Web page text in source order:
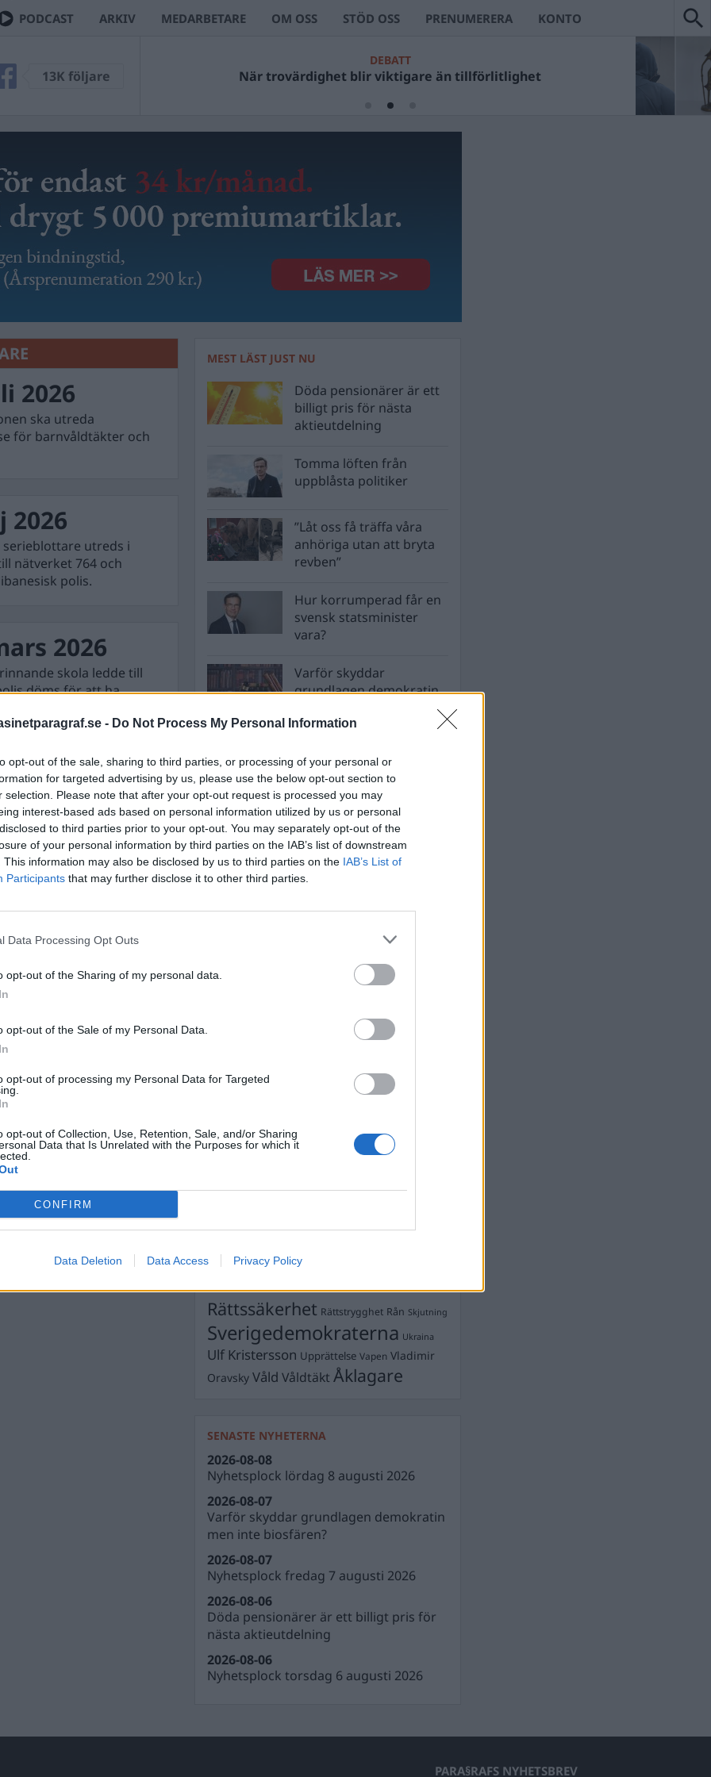
- Do Not Process My Personal Information
opt-out of the sale, sharing to third parties, or processing of your personal or
for targeted advertising by us, please use the below opt-out section to
selection. Please note that after your opt-out request is processed you may
interest-based ads based on personal information utilized by us or personal
to third parties prior to your opt-out. You may separately opt-out of the
of your personal information by third parties on the IAB’s list of downstream
This information may also be disclosed by us to third parties on the IAB’s List of
Participants that may further disclose it to other third parties.
Data Processing Opt Outs
opt-out of the Sharing of my personal data.
opt-out of the Sale of my Personal Data.
opt-out of processing my Personal Data for Targeted
opt-out of Collection, Use, Retention, Sale, and/or Sharing
Data that Is Unrelated with the Purposes for which it
CONFIRM
Data Deletion Data Access Privacy Policy
PODCAST ARKIV MEDARBETARE OM OSS STÖD OSS PRENUMERERA KONTO
13K följare
DEBATT
När trovärdighet blir viktigare än tillförlitlighet
2026
ska utreda
för barnvåldtäkter och
2026
utreds i
nätverket 764 och
polis.
2026
skola ledde till
döms för att ha
MEST LÄST JUST NU
Döda pensionärer är ett
billigt pris för nästa
aktieutdelning
Tomma löften från
uppblåsta politiker
”Låt oss få träffa våra
anhöriga utan att bryta
revben”
Hur korrumperad får en
svensk statsminister
vara?
Varför skyddar
grundlagen demokratin
STÖD OSS
Stöd Para§rafs bevakning av högerextremismen
PRENUMERERA PÅ PARA§RAFS NYHETSBREV
Andreas
Brottslighet Börje
Börje R P Carlsson
Demokrati Dick Sundevall
Jimmie Åkesson Kokainmålet
LagarMichael Pålsson
Silventoinen Petter Inedahl
PoliserRasismRicard A R Nilsson
Rättssäkerhet Rättstrygghet Rån Skjutning
Sverigedemokraterna Ukraina
Ulf Kristersson Upprättelse Vapen Vladimir
Oravsky Våld Våldtäkt Åklagare
SENASTE NYHETERNA
Nyhetsplock lördag 8 augusti 2026
2026-08-08
Varför skyddar grundlagen demokratin
men inte biosfären?
2026-08-07
Nyhetsplock fredag 7 augusti 2026
2026-08-07
Döda pensionärer är ett billigt pris för
nästa aktieutdelning
2026-08-06
Nyhetsplock torsdag 6 augusti 2026
2026-08-06
PARA§RAFS NYHETSBREV